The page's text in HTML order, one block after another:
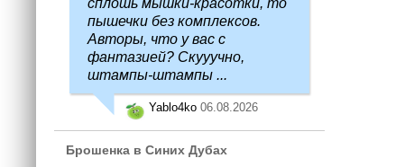
сплошь мышки-красотки, то
пышечки без комплексов.
Авторы, что у вас с
фантазией? Скууучно,
штампы-штампы ...
Yablo4ko 06.08.2026
Брошенка в Синих Дубах